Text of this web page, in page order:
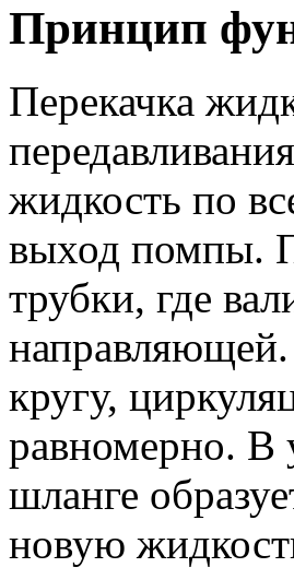
Принцип
Перекачка
жидкость по
выход помпы.
трубки, где
направляющей.
кругу,
равномерно. В
шланге
новую